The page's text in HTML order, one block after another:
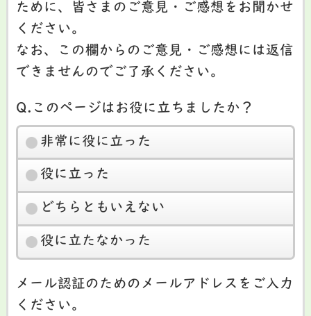
ために、皆さまのご意見・ご感想をお聞かせ
ください。
なお、この欄からのご意見・ご感想には返信
できませんのでご了承ください。
Q.このページはお役に立ちましたか？
非常に役に立った
役に立った
どちらともいえない
役に立たなかった
メール認証のためのメールアドレスをご入力
ください。